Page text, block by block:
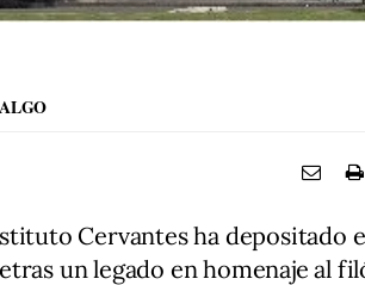
Cervantes ha depositado
un legado en homenaje al